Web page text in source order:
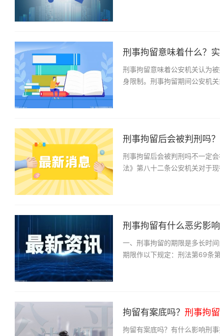
刑事拘留意味着什么？
刑事拘留意味着公安机关认为
身限制。刑事拘留期间公安机
刑事拘留后会被判刑吗
刑事拘留后会被判刑吗不一定
法》第八十二条公安机关对于
刑事拘留有什么恶劣影
一、刑事拘留的期限是多长时
期限作以下规定：刑法第69条
拘留有案底吗？ 刑事拘留
拘留有案底吗？有什么影响刑